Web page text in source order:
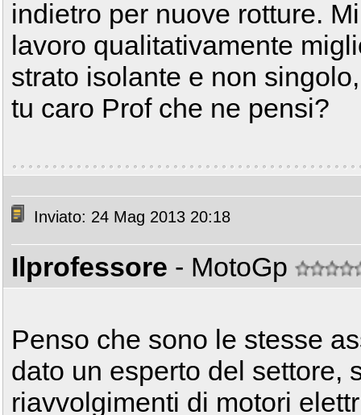
indietro per nuove rotture.
lavoro qualitativamente
strato isolante e non
tu caro Prof che ne pensi?
Inviato: 24 Mag 2013 20:18
Ilprofessore - MotoGp
Penso che sono le stesse
dato un esperto del settore,
riavvolgimenti di motori